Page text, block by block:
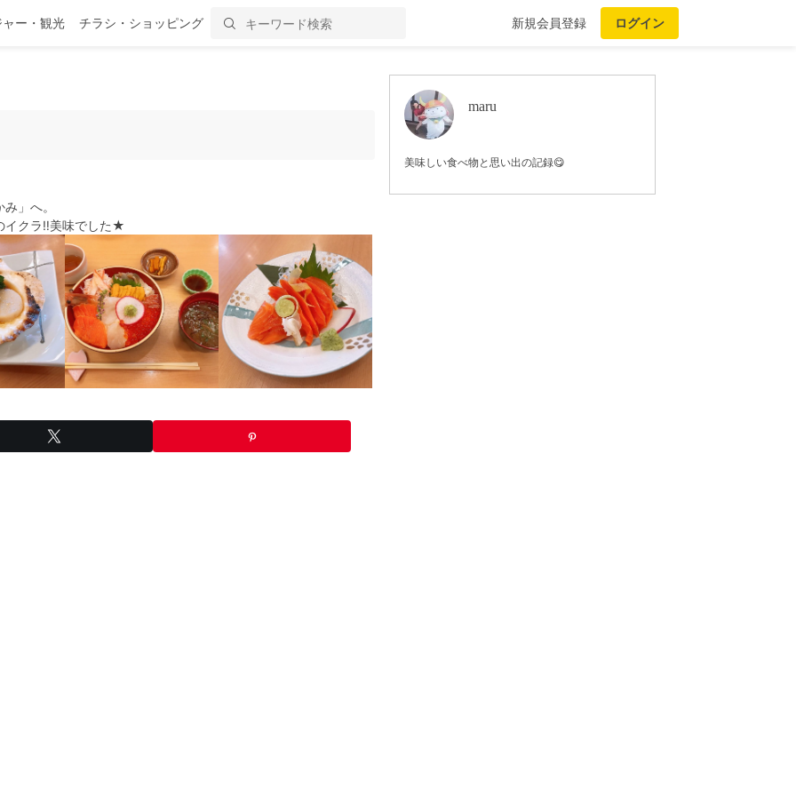
ャー・観光 チラシ・ショッピング 新規会員登録 ログイン
」へ。
イクラ‼︎美味でした★
maru
美味しい食べ物と思い出の記録😋